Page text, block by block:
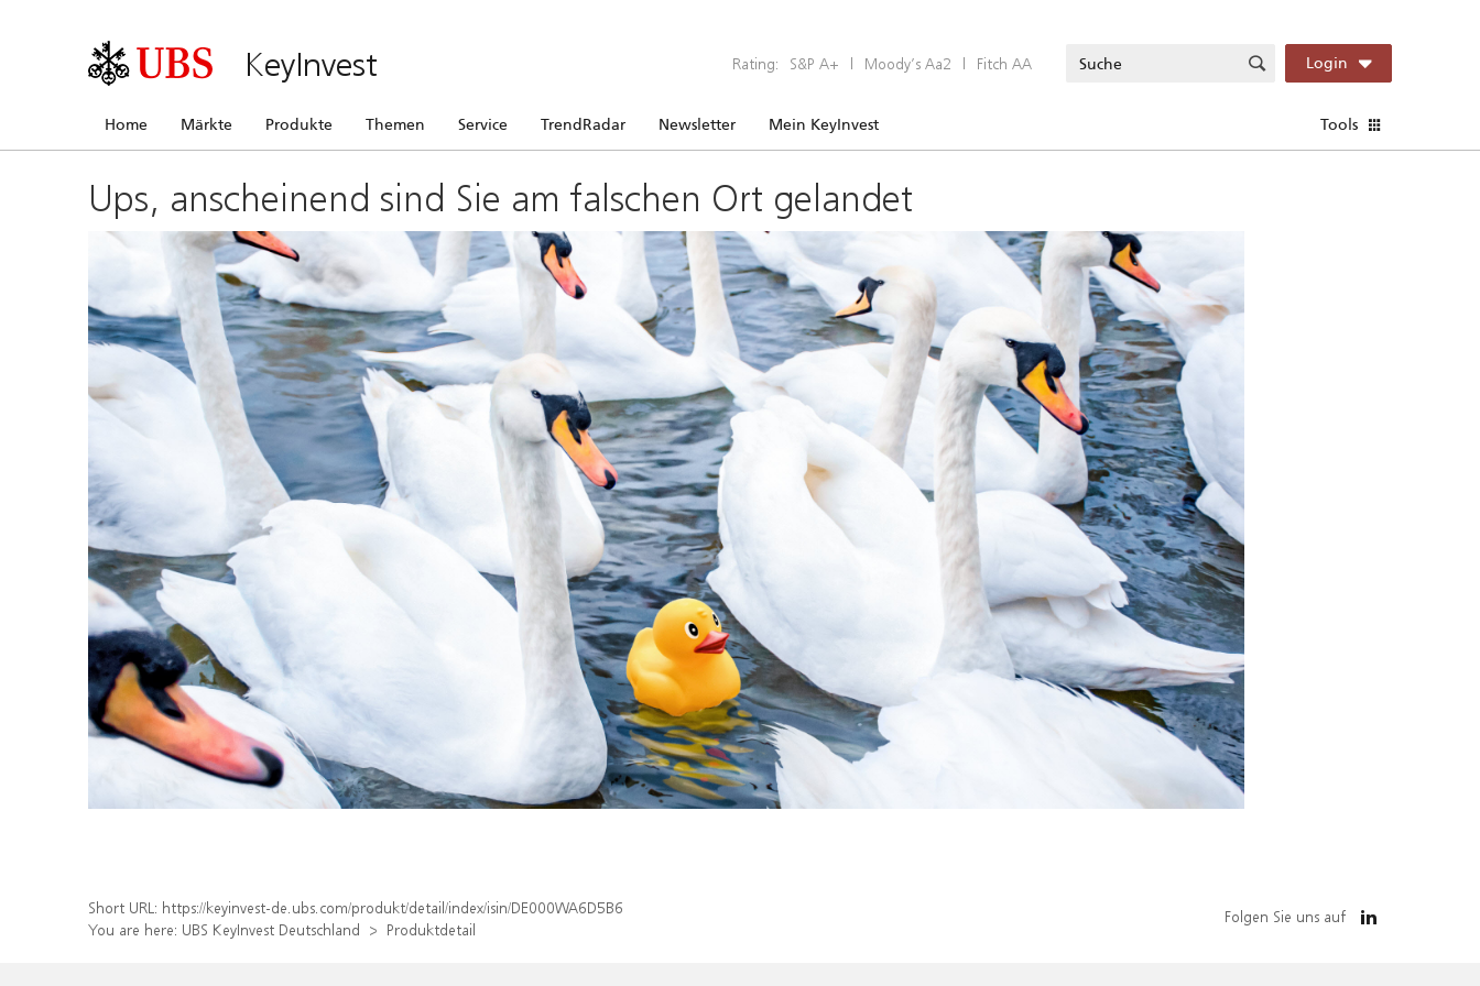
KeyInvest Rating: S&P A+ | Moody’s Aa2 | Fitch AA Login
Home Märkte Produkte Themen Service TrendRadar Newsletter Mein KeyInvest Tools
Ups, anscheinend sind Sie am falschen Ort gelandet
Short URL: https://keyinvest-de.ubs.com/produkt/detail/index/isin/DE000WA6D5B6
You are here: UBS KeyInvest Deutschland Produktdetail
Folgen Sie uns auf